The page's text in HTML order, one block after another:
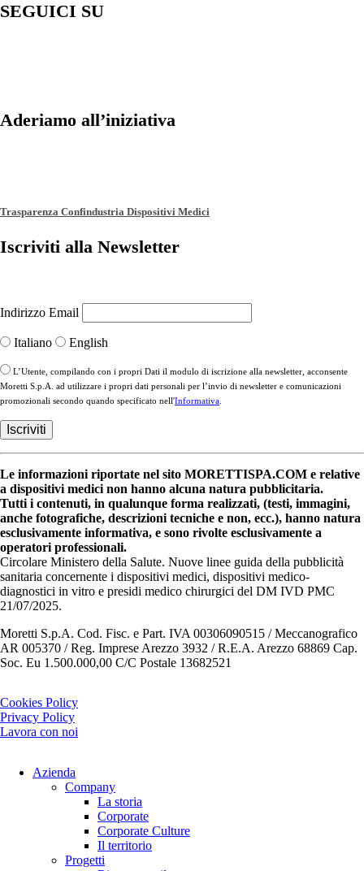
SEGUICI SU
Aderiamo all’iniziativa
Trasparenza Confindustria Dispositivi Medici
Iscriviti alla Newsletter
Indirizzo Email
Italiano English
L’Utente, compilando con i propri Dati il modulo di iscrizione alla newsletter, acconsente
Moretti S.p.A. ad utilizzare i propri dati personali per l’invio di newsletter e comunicazioni
promozionali secondo quando specificato nell'Informativa
Le informazioni riportate nel sito MORETTISPA.COM e relative
a dispositivi medici non hanno alcuna natura pubblicitaria.
Tutti i contenuti, in qualunque forma realizzati, (testi, immagini,
anche fotografiche, descrizioni tecniche e non, ecc.), hanno natura
esclusivamente informativa, e sono rivolte esclusivamente a
operatori professionali.
Circolare Ministero della Salute. Nuove linee guida della pubblicità
sanitaria concernente i dispositivi medici, dispositivi medico-
diagnostici in vitro e presidi medico chirurgici del DM IVD PMC
21/07/2025.
Moretti S.p.A. Cod. Fisc. e Part. IVA 00306090515 / Meccanografico
AR 005370 / Reg. Imprese Arezzo 3932 / R.E.A. Arezzo 68869 Cap.
Soc. Eu 1.500.000,00 C/C Postale 13682521
Cookies Policy
Privacy Policy
Lavora con noi
Azienda
Company
La storia
Corporate
Corporate Culture
Il territorio
Progetti